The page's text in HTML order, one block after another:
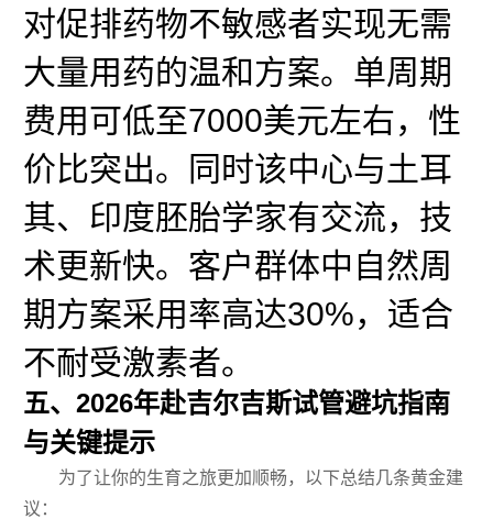
对促排药物不敏感者实现无需
大量用药的温和方案。单周期
费用可低至7000美元左右，性
价比突出。同时该中心与土耳
其、印度胚胎学家有交流，技
术更新快。客户群体中自然周
期方案采用率高达30%，适合
不耐受激素者。
五、2026年赴吉尔吉斯试管避坑指南
与关键提示
为了让你的生育之旅更加顺畅，以下总结几条黄金建
议：